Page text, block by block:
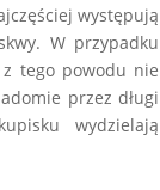
występują
W przypadku
tego powodu nie
przez długi
wydzielają